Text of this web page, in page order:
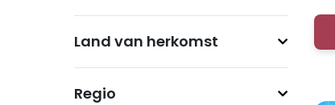
Land van herkomst
Regio